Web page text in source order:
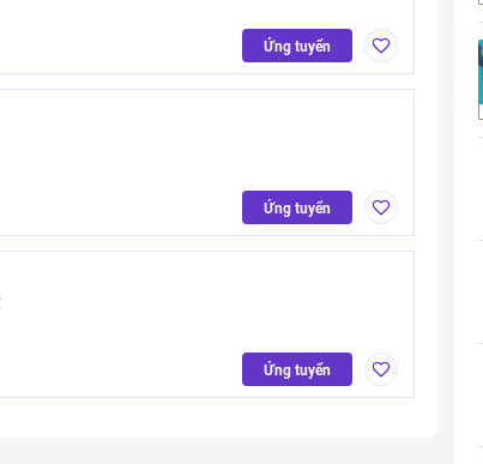
Ứng tuyển
Ứng tuyển
Ứng tuyển